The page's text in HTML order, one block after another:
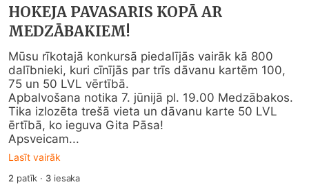
HOKEJA PAVASARIS KOPĀ AR
MEDZĀBAKIEM!
Mūsu rīkotajā konkursā piedalījās vairāk kā 800
dalībnieki, kuri cīnījās par trīs dāvanu kartēm 100,
75 un 50 LVL vērtībā.
Apbalvošana notika 7. jūnijā pl. 19.00 Medzābakos.
Tika izlozēta trešā vieta un dāvanu karte 50 LVL
ērtībā, ko ieguva Gita Pāsa!
Apsveicam...
Lasīt vairāk
2 patīk · 3iesaka